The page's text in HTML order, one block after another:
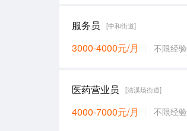
服务员 [中和街道]
3000-4000元/月 不限经验
医药营业员 [清溪场街道]
4000-7000元/月 不限经验